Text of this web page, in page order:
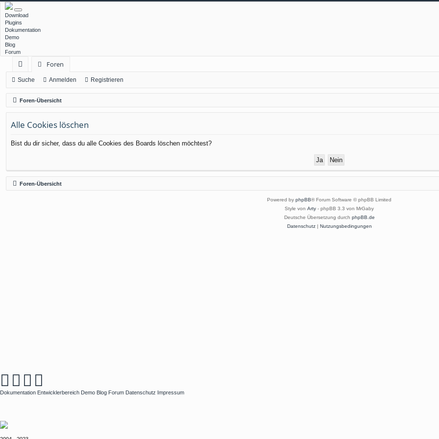
Download
Plugins
Dokumentation
Demo
Blog
Forum
ch
ne
llz
ug
rif
Foren
Suche Anmelden Registrieren
Foren-Übersicht
Alle Cookies löschen
Bist du dir sicher, dass du alle Cookies des Boards löschen möchtest?
Foren-Übersicht
Powered by phpBB® Forum Software © phpBB Limited
Style von Arty - phpBB 3.3 von MrGaby
Deutsche Übersetzung durch phpBB.de
Datenschutz| Nutzungsbedingungen
Dokumentation Entwicklerbereich Demo Blog Forum Datenschutz Impressum